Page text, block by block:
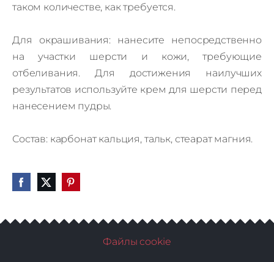
таком количестве, как требуется.
Для окрашивания: нанесите непосредственно
на участки шерсти и кожи, требующие
отбеливания. Для достижения наилучших
результатов используйте крем для шерсти перед
нанесением пудры.
Состав: карбонат кальция, тальк, стеарат магния.
Файлы cookie